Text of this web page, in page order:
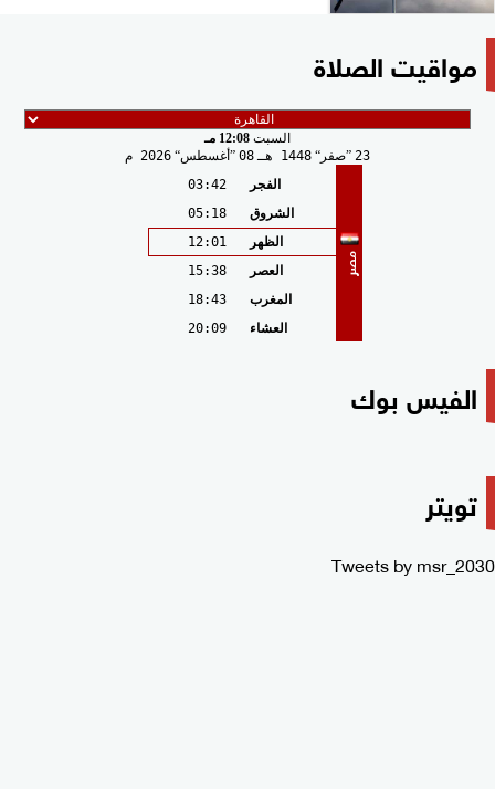
مواقيت الصلاة
السبت 12:08 مـ
23
صفر 1448 هـ 08 أغسطس 2026 م
مصر
الفجر
03:42
الشروق
05:18
الظهر
12:01
العصر
15:38
المغرب
18:43
العشاء
20:09
الفيس بوك
تويتر
Tweets by msr_2030